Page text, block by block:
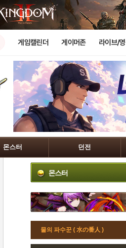
게임캘린더 게이머존 라이브/
몬스터 던전
몬스터
물의 파수꾼 ( 水の番人 )